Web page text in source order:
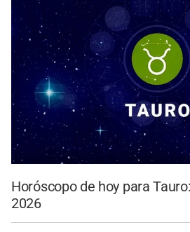
Horóscopo de hoy para
2026